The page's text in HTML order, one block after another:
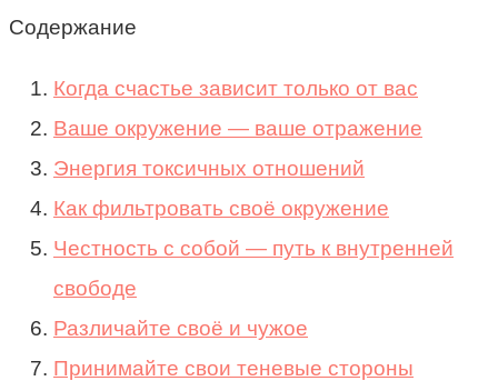
Содержание
Когда счастье зависит только от вас
Ваше окружение — ваше отражение
Энергия токсичных отношений
Как фильтровать своё окружение
Честность с собой — путь к внутренней
свободе
Различайте своё и чужое
Принимайте свои теневые стороны